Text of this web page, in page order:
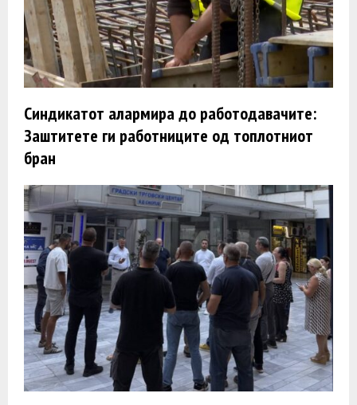
Синдикатот алармира до работодавачите:
Заштитете ги работниците од топлотниот
бран